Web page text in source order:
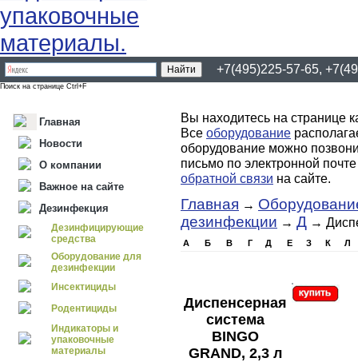
+7(495)225-57-65,
Поиск на странице Ctrl+F
Главная
Новости
О компании
Важное на сайте
Дезинфекция
Дезинфицирующие
средства
Оборудование для
дезинфекции
Инсектициды
Родентициды
Индикаторы и
упаковочные
материалы
Вы находитесь на странице
Все оборудование
оборудование можно
письмо по электронной
обратной связи на сайте.
Главная →
дезинфекции → Д →
А Б В Г Д Е З К Л
Диспенсерная
система
BINGO
GRAND, 2,3 л